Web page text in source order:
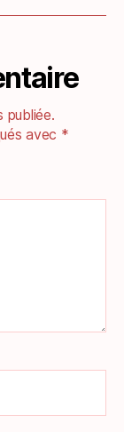
publiée.
avec *